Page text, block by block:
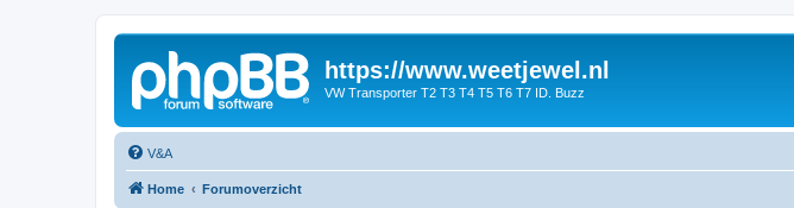
https://www.weetjewel.nl
VW Transporter T2 T3 T4 T5 T6 T7 ID. Buzz
V&A
Home Forumoverzicht